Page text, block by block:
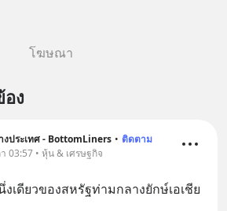
โฆษณา
ง
งประเทศ - BottomLiners • ติดตาม
03:57 • หุ้น & เศรษฐกิจ
เดียวของสหรัฐท่ามกลางยักษ์เอเชีย